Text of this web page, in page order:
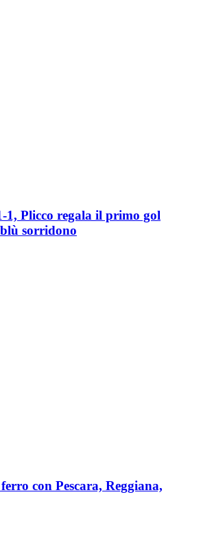
1, Plicco regala il primo gol
sorridono
con Pescara, Reggiana,